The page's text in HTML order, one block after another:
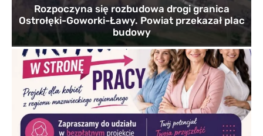
Rozpoczyna się rozbudowa drogi granica
Ostrołęki-Goworki-Ławy. Powiat przekazał plac
budowy